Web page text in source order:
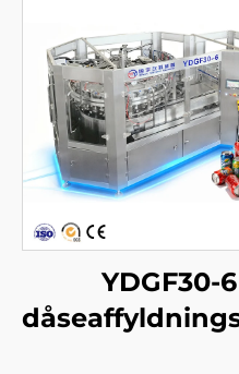
YDGF30-6